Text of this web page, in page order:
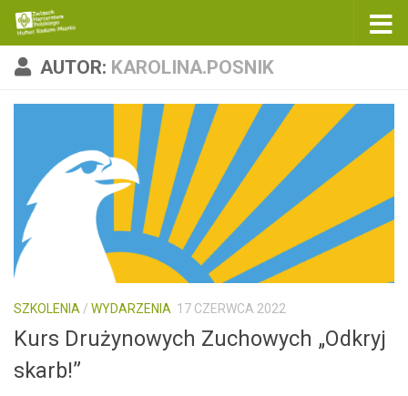
Skip to content
AUTOR: KAROLINA.POSNIK
SZKOLENIA / WYDARZENIA 17 CZERWCA 2022
Kurs Drużynowych Zuchowych „Odkryj
skarb!”